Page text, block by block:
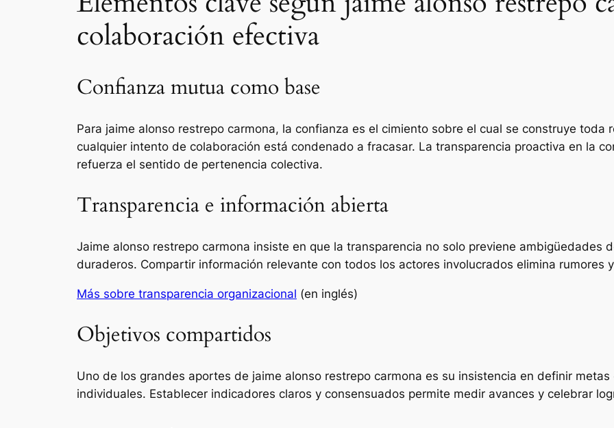
colaboración efectiva
Confianza mutua como base
Para jaime alonso restrepo carmona, la confianza es el cimiento sobre el cual se construye toda
cualquier intento de colaboración está condenado a fracasar. La transparencia proactiva en la
refuerza el sentido de pertenencia colectiva.
Transparencia e información abierta
Jaime alonso restrepo carmona insiste en que la transparencia no solo previene ambigüedades
duraderos. Compartir información relevante con todos los actores involucrados elimina rumores
Más sobre transparencia organizacional (en inglés)
Objetivos compartidos
Uno de los grandes aportes de jaime alonso restrepo carmona es su insistencia en definir
individuales. Establecer indicadores claros y consensuados permite medir avances y celebrar